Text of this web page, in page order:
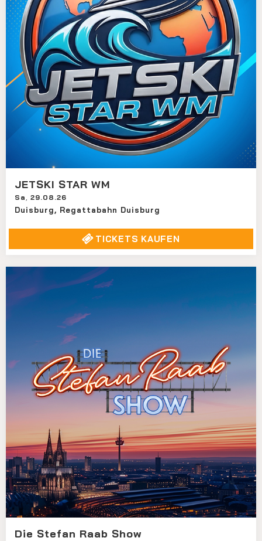
JETSKI STAR WM
Sa , 29.08.26
Duisburg, Regattabahn Duisburg
TICKETS KAUFEN
Die Stefan Raab Show